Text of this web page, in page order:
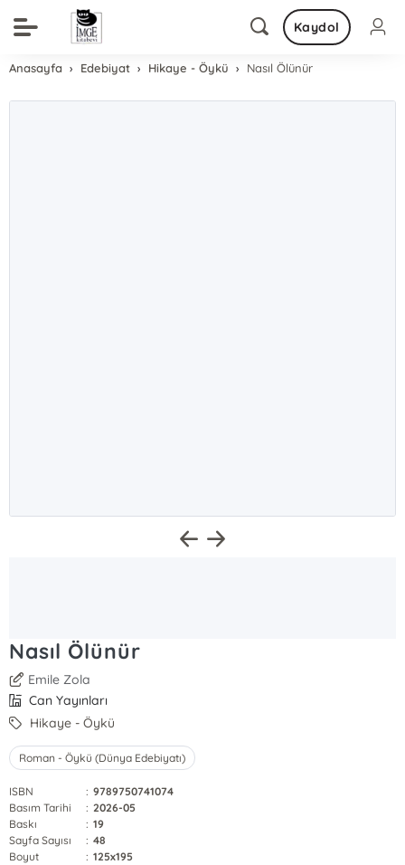
Kaydol
Anasayfa Edebiyat Hikaye - Öykü Nasıl Ölünür
Nasıl Ölünür
Emile Zola
Can Yayınları
Hikaye - Öykü
Roman - Öykü (Dünya Edebiyatı)
ISBN : 9789750741074
Basım Tarihi
: 2026-05
Baskı
: 19
Sayfa Sayısı
: 48
Boyut
: 125x195